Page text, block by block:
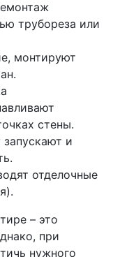
трубореза или
монтируют
стены.
запускают и
отделочные
– это
при
нужного